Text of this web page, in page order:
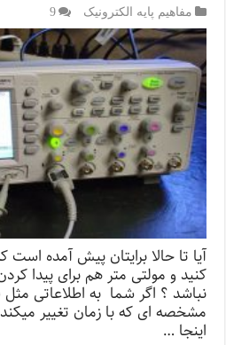
مفاهیم پایه الکترونیک 9
آیا تا حالا برایتان پیش آمده
کنید و مولتی متر هم برای پیدا
نباشد ؟ اگر شما به اطلاعاتی مثل
مشخصه ای که با زمان تغییر میکند
اینجا …